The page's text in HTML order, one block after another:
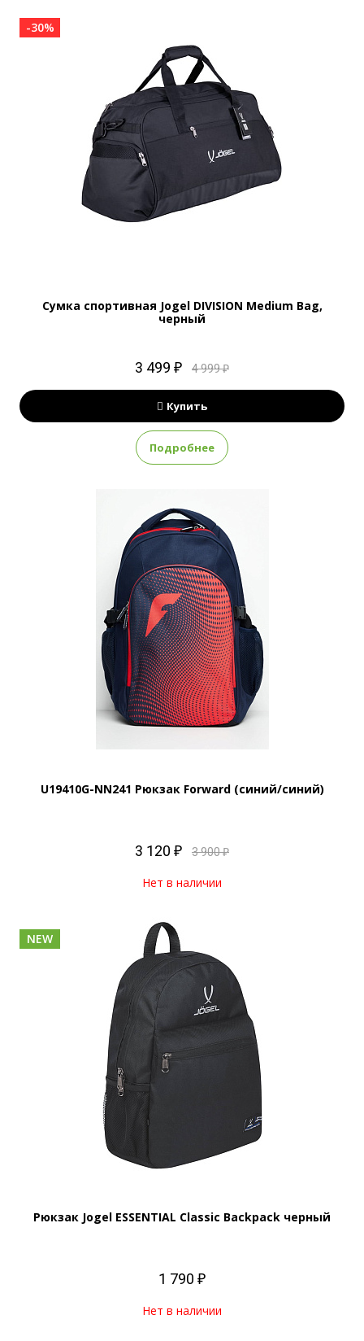
-30%
Сумка спортивная Jogel DIVISION Medium Bag,
черный
3 499 ₽ 4 999 ₽
Купить
Подробнее
U19410G-NN241 Рюкзак Forward (синий/синий)
3 120 ₽ 3 900 ₽
Нет в наличии
NEW
Рюкзак Jogel ESSENTIAL Classic Backpack черный
1 790 ₽
Нет в наличии